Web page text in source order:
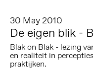
30 May 2010
De eigen blik -
Blak on Blak - lezing
en realiteit in
praktijken.